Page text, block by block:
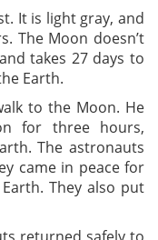
It is light gray, and
The Moon doesn’t
takes 27 days to
Earth.
to the Moon. He
for three hours,
The astronauts
came in peace for
They also put